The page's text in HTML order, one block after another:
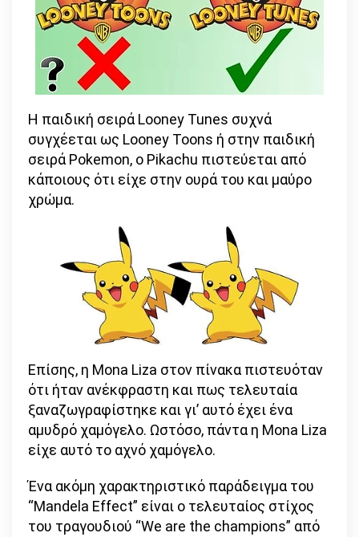
Η παιδική σειρά Looney Tunes συχνά
συγχέεται ως Looney Toons ή στην παιδική
σειρά Pokemon, ο Pikachu πιστεύεται από
κάποιους ότι είχε στην ουρά του και μαύρο
χρώμα.
Επίσης, η Mona Liza στον πίνακα πιστευόταν
ότι ήταν ανέκφραστη και πως τελευταία
ξαναζωγραφίστηκε και γι’ αυτό έχει ένα
αμυδρό χαμόγελο. Ωστόσο, πάντα η Mona Liza
είχε αυτό το αχνό χαμόγελο.
Ένα ακόμη χαρακτηριστικό παράδειγμα του
“Mandela Effect” είναι ο τελευταίος στίχος
του τραγουδιού “We are the champions” από